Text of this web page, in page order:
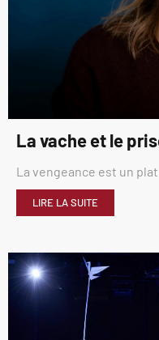
La vache et le
La vengeance est un
LIRE LA SUITE